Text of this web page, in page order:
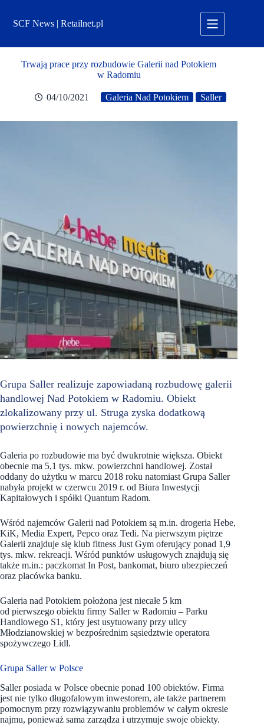
treściSCF News | Retailnet.pl
Trwają prace przy rozbudowie Galerii nad Potokiem
w Radomiu
04/10/2021 Galeria Nad Potokiem Saller
Grupa Saller realizuje zapowiadaną rozbudowę galerii
handlowej Nad Potokiem w Radomiu. Obiekt
zlokalizowany przy ul. Struga zyska dodatkową
powierzchnię i nowych najemców.
Galeria po rozbudowie ma być dwukrotnie większa. Obiekt
obecnie ma 5,1 tys. mkw. powierzchni handlowej. Został
oddany do użytku w marcu 2018 roku natomiast Grupa Saller
nabyła projekt w czerwcu 2019 r. od Biura Inwestycji
Kapitałowych i spółki Quantum Radom.
Wśród najemców Galerii nad Potokiem są m.in. drogeria Hebe,
KiK, Media Expert, Pepco oraz Tedi. Na pierwszym piętrze
Galerii znajduje się klub fitness Just Gym oferujący ponad 1,9
tys. mkw. rekreacji. Wśród punktów usługowych znajdują się
także m.in.: paczkomat In Post, bankomat, biuro ubezpieczeń
oraz placówka banku.
Galeria nad Potokiem położona jest niecałe 5 km
od pierwszego obiektu firmy Saller w Radomiu – Parku
Handlowego S1, który jest usytuowany przy ulicy
Młodzianowskiej w bezpośrednim sąsiedztwie operatora
spożywczego Lidl.
Grupa Saller w Polsce
Saller posiada w Polsce obecnie ponad 100 obiektów. Firma
jest nie tylko długofalowym inwestorem, ale także partnerem
pomocnym przy rozwiązywaniu problemów w całym okresie
najmu, ponieważ sama zarządza i utrzymuje swoje obiekty.